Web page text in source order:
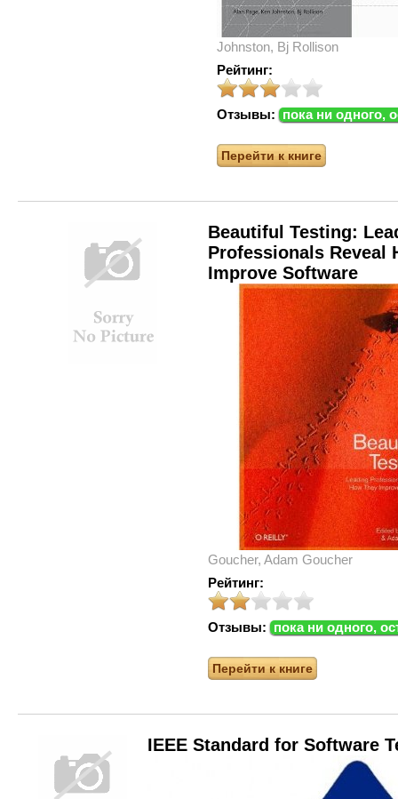
Johnston, Bj Rollison
Рейтинг:
Отзывы: пока ни одного,
Перейти к книге
Beautiful Testing:
Professionals Reveal
Improve Software
Goucher, Adam Goucher
Рейтинг:
Отзывы: пока ни одного,
Перейти к книге
IEEE Standard for Software